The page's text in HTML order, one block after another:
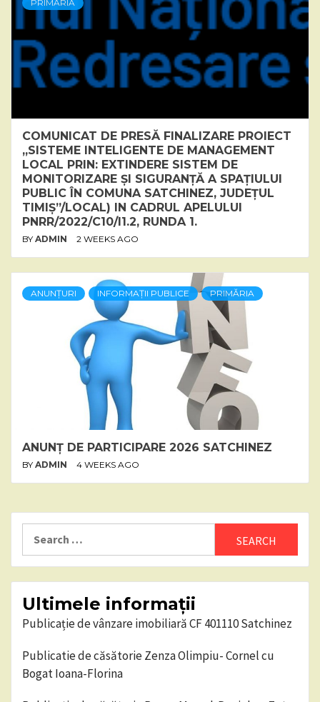
PRIMĂRIA
COMUNICAT DE PRESĂ FINALIZARE PROIECT
„SISTEME INTELIGENTE DE MANAGEMENT
LOCAL PRIN: EXTINDERE SISTEM DE
MONITORIZARE ȘI SIGURANȚĂ A SPAȚIULUI
PUBLIC ÎN COMUNA SATCHINEZ, JUDEȚUL
TIMIȘ”/LOCAL) IN CADRUL APELULUI
PNRR/2022/C10/I1.2, RUNDA 1.
BY ADMIN 2 WEEKS AGO
ANUNȚURI INFORMAȚII PUBLICE PRIMĂRIA
ANUNȚ DE PARTICIPARE 2026 SATCHINEZ
BY ADMIN 4 WEEKS AGO
Ultimele informații
Publicație de vânzare imobiliară CF 401110 Satchinez
Publicatie de căsătorie Zenza Olimpiu- Cornel cu
Bogat Ioana-Florina